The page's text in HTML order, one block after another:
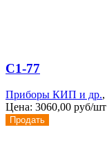
С1-77
Приборы КИП и др.,
Цена: 3060,00 руб/шт
Продать